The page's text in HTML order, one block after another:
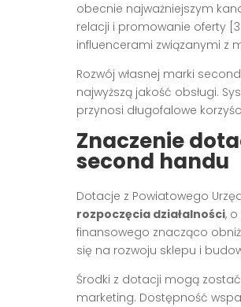
obecnie najważniejszym
relacji i promowanie oferty
influencerami związanymi z
Rozwój własnej marki
najwyższą jakość obsługi.
przynosi długofalowe
Znaczenie
second handu
Dotacje z Powiatowego
rozpoczęcia działalności,
finansowego znacząco
się na rozwoju sklepu i
Środki z dotacji mogą
marketing. Dostępność